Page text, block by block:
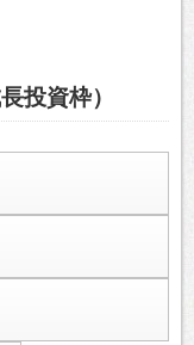
投資枠）